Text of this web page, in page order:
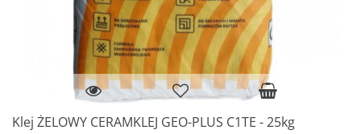
Klej ŻELOWY CERAMKLEJ GEO-PLUS C1TE - 25kg